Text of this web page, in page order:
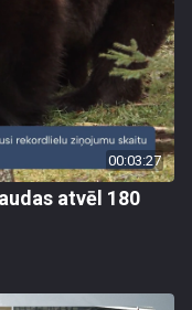
00:03:27
atvēl 180